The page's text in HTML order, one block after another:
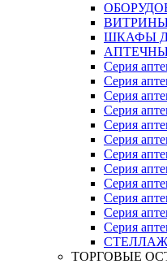
ШКАФЫ
Серия
Серия
Серия
Серия
Серия
Серия
Серия
Серия
Серия
Серия
Серия
Серия
ТОРГОВЫЕ